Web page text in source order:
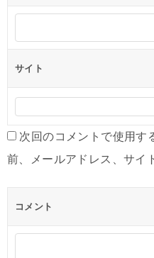
サイト
次回のコメントで使用す
前、メールアドレス、サイ
コメント